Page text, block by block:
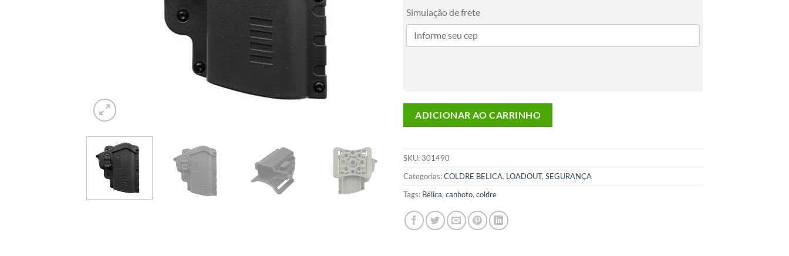
Simulação de frete
ADICIONAR AO CARRINHO
SKU: 301490
Categorias:COLDRE BELICA, LOADOUT, SEGURANÇA
Tags: Bélica, canhoto, coldre